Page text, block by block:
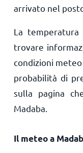
arrivato nel
La
trovare
condizioni
probabilità di
sulla pagina
Madaba.
Il meteo a